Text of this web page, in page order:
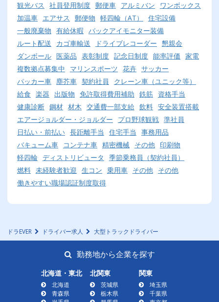
観光バス
社員登用制度 郵便車 アルミバン
ワンボックス
加温車 エアサス 郵便物 軽四輪（AT）
住宅設備
一般廃棄物 有給休暇 バックアイモニター装備
ルート配送
カゴ車輸送 ドライブレコーダー 懇親会
ダンボール 医薬品 表彰制度 記念日制度 能率評価 家電
複数拠点募集中
マリンスポーツ 花卉 サッカー
パッカー車 塵芥車 契約社員
クレーン車（ユニック等）
給食 楽器 出版物 免許取得費用補助 鉄筋 資格手当
健康診断 鋼材 材木 交通費一部支給 飲料 安全装置搭載
エアージョルダー・ジョルダー
プロ野球観戦 準社員
日払い・前払い 長距離手当 住宅手当
事務用品
バキューム車
コンテナ車 精密機械 その他 印刷物
軽四輪 ディストリビュータ
季節乗務員（契約社員）
燃料 未経験者歓迎 生コン 乗用車 その他 その他
働きやすい職場認証制度取得
ドラEVER ドライバー求人 大型トラックドライバー
勤務地から企業を探す
北海道・東北
北海道
青森県
北関東
茨城県
栃木県
関東
埼玉県
千葉県